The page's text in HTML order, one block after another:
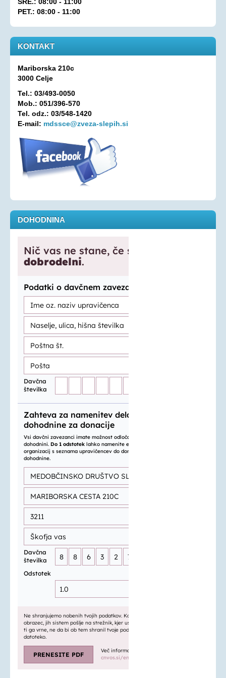
Oprostitev plačila RTV prispevka
KONTAKT
PET.: 08:00 - 11:00
KONTAKT
Mariborska 210c
3000 Celje
Tel.: 03/493-0050
Mob.: 051/396-570
Tel. odz.: 03/548-1420
E-mail: mdssce@zveza-slepih.si
DOHODNINA